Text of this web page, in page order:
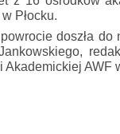
Płocku.
doszła
Akademickiej AWF